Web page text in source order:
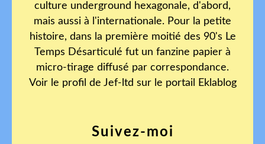
culture underground hexagonale, d'abord,
mais aussi à l'internationale. Pour la petite
histoire, dans la première moitié des 90's Le
Temps Désarticulé fut un fanzine papier à
micro-tirage diffusé par correspondance.
Voir le profil de Jef-ltd sur le portail Eklablog
Suivez-moi